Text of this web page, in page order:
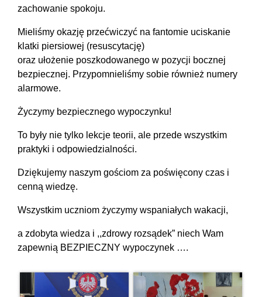
zachowanie spokoju.
​Mieliśmy okazję przećwiczyć na fantomie uciskanie
klatki piersiowej (resuscytację)
oraz ułożenie poszkodowanego w pozycji bocznej
bezpiecznej. Przypomnieliśmy sobie również numery
alarmowe.
​Życzymy bezpiecznego wypoczynku!
​To były nie tylko lekcje teorii, ale przede wszystkim
praktyki i odpowiedzialności.
Dziękujemy naszym gościom za poświęcony czas i
cenną wiedzę.
​Wszystkim uczniom życzymy wspaniałych wakacji,
a zdobyta wiedza i ,,zdrowy rozsądek” niech Wam
zapewnią BEZPIECZNY wypoczynek ….